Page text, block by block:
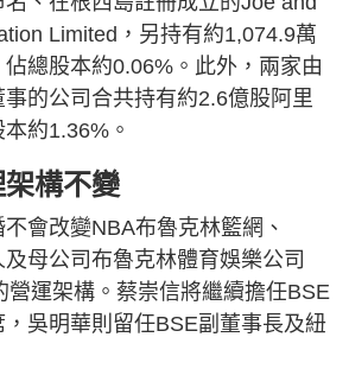
Limited，另持有約1,074.9萬
總股本約0.06%。此外，兩家由
的公司合共持有約2.6億股阿里
約1.36%。
構不變
會改變NBA布魯克林籃網、
母公司布魯克林體育娛樂公司
營運架構。蔡崇信將繼續擔任BSE
吳明華則留任BSE副董事長及紐